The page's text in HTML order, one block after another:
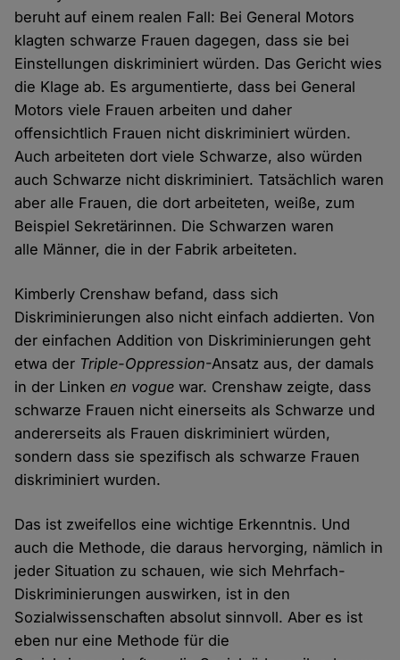
beruht auf einem realen Fall: Bei General Motors
klagten schwarze Frauen dagegen, dass sie bei
Einstellungen diskriminiert würden. Das Gericht wies
die Klage ab. Es argumentierte, dass bei General
Motors viele Frauen arbeiten und daher
offensichtlich Frauen nicht diskriminiert würden.
Auch arbeiteten dort viele Schwarze, also würden
auch Schwarze nicht diskriminiert. Tatsächlich waren
aber alle Frauen, die dort arbeiteten, weiße, zum
Beispiel Sekretärinnen. Die Schwarzen waren
alle Männer, die in der Fabrik arbeiteten.
Kimberly Crenshaw befand, dass sich
Diskriminierungen also nicht einfach addierten. Von
der einfachen Addition von Diskriminierungen geht
etwa der Triple-Oppression-Ansatz aus, der damals
in der Linkenen vogue war. Crenshaw zeigte, dass
schwarze Frauen nicht einerseits als Schwarze und
andererseits als Frauen diskriminiert würden,
sondern dass sie spezifisch als schwarze Frauen
diskriminiert wurden.
Das ist zweifellos eine wichtige Erkenntnis. Und
auch die Methode, die daraus hervorging, nämlich in
jeder Situation zu schauen, wie sich Mehrfach-
Diskriminierungen auswirken, ist in den
Sozialwissenschaften absolut sinnvoll. Aber es ist
eben nur eine Methode für die